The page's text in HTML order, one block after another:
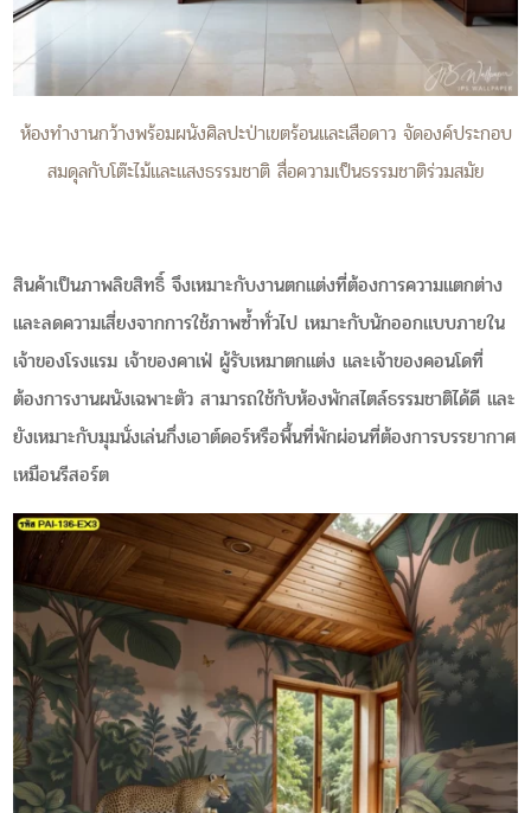
ห้องทำงานกว้างพร้อมผนังศิลปะป่าเขตร้อนและเสือดาว จัดองค์ประกอบ
สมดุลกับโต๊ะไม้และแสงธรรมชาติ สื่อความเป็นธรรมชาติร่วมสมัย
สินค้าเป็นภาพลิขสิทธิ์ จึงเหมาะกับงานตกแต่งที่ต้องการความแตกต่าง
และลดความเสี่ยงจากการใช้ภาพซ้ำทั่วไป เหมาะกับนักออกแบบภายใน
เจ้าของโรงแรม เจ้าของคาเฟ่ ผู้รับเหมาตกแต่ง และเจ้าของคอนโดที่
ต้องการงานผนังเฉพาะตัว สามารถใช้กับห้องพักสไตล์ธรรมชาติได้ดี และ
ยังเหมาะกับมุมนั่งเล่นกึ่งเอาต์ดอร์หรือพื้นที่พักผ่อนที่ต้องการบรรยากาศ
เหมือนรีสอร์ต